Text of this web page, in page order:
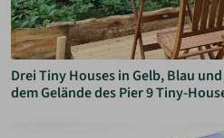
Drei Tiny Houses in Gelb, Blau
dem Gelände des Pier 9 Tiny-